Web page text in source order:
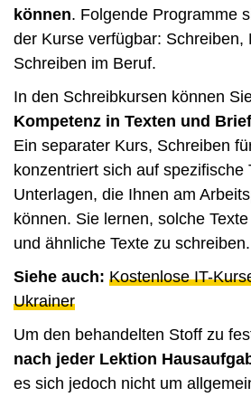
können. Folgende Programme
der Kurse verfügbar: Schreiben,
Schreiben im Beruf.
In den Schreibkursen können
Kompetenz in Texten und
Ein separater Kurs, Schreiben
konzentriert sich auf spezifische
Unterlagen, die Ihnen am
können. Sie lernen, solche
und ähnliche Texte zu schreiben.
Siehe auch: Kostenlose IT-
Ukrainer
Um den behandelten Stoff zu
nach jeder Lektion
es sich jedoch nicht um